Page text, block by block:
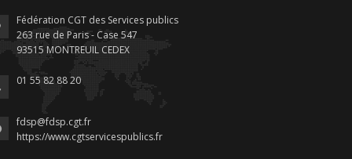
Fédération CGT des Services publics
263 rue de Paris - Case 547
93515 MONTREUIL CEDEX
01 55 82 88 20
fdsp@fdsp.cgt.fr
https://www.cgtservicespublics.fr